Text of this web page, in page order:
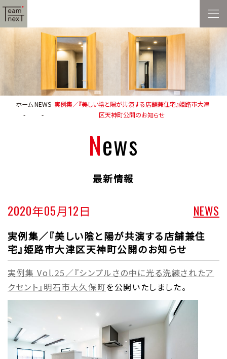
ホームNEWS 実例集／『美しい陰と陽が共演する店舗兼住宅』姫路市大津
区天神町公開のお知らせ
News
最新情報
2020年05月12日 NEWS
実例集／『美しい陰と陽が共演する店舗兼住
宅』姫路市大津区天神町公開のお知らせ
実例集 Vol.25／『シンプルさの中に光る洗練されたア
クセント』明石市大久保町を公開いたしました。